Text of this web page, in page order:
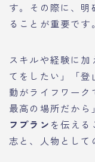
す。その際に、
ることが重要です。
スキルや経験に
てをしたい」「
動がライフワー
最高の場所だから
フプラン を伝え
志と、人物として